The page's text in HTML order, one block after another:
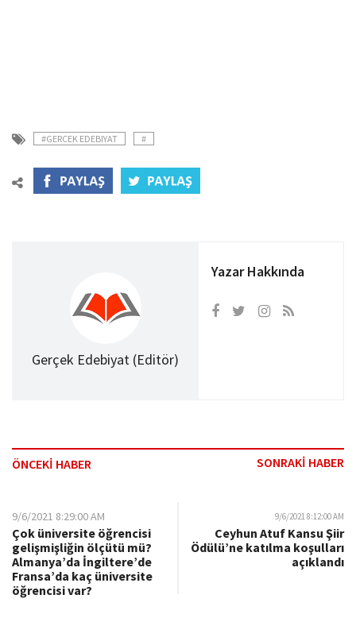
#GERCEK EDEBIYAT #
Gerçek Edebiyat (Editör)
Yazar Hakkında
ÖNCEKİ HABER SONRAKİ HABER
9/6/2021 8:29:00 AM
Çok üniversite öğrencisi
gelişmişliğin ölçütü mü?
Almanya’da İngiltere’de
Fransa’da kaç üniversite
öğrencisi var?
9/6/2021 8:12:00 AM
Ceyhun Atuf Kansu Şiir
Ödülü’ne katılma koşulları
açıklandı